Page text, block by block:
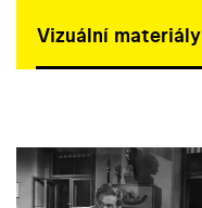
Vizuální materiály